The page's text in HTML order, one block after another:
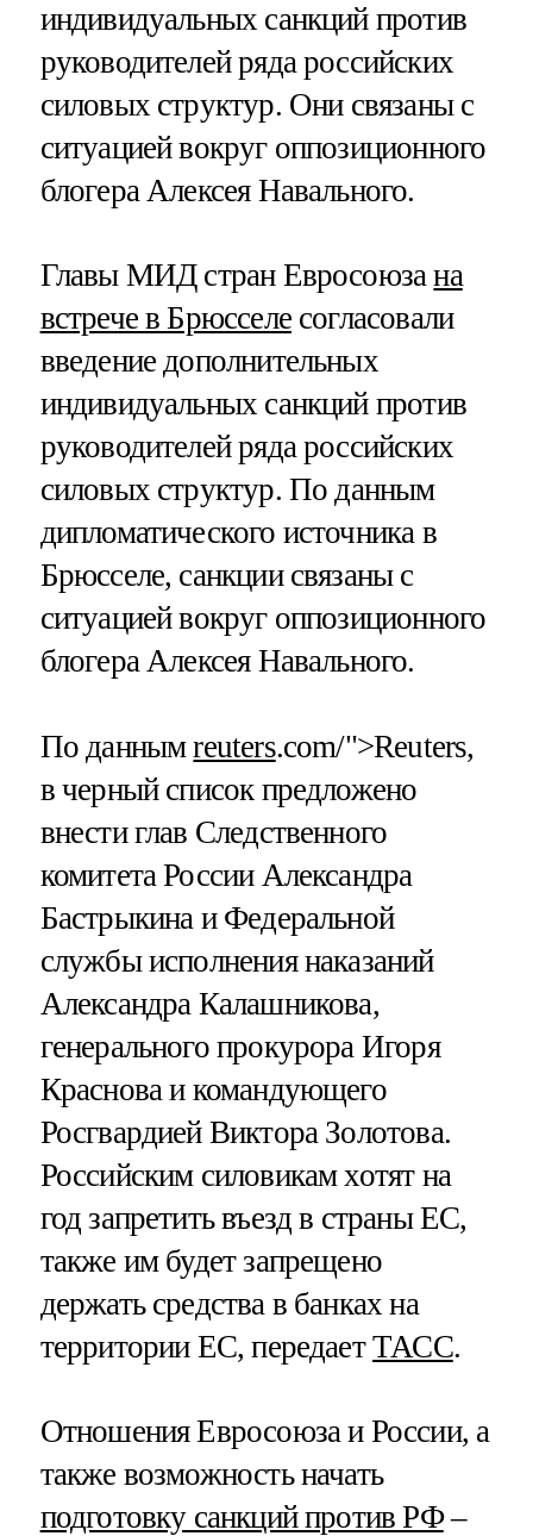
индивидуальных санкций против
руководителей ряда российских
силовых структур. Они связаны с
ситуацией вокруг оппозиционного
блогера Алексея Навального.
Главы МИД стран Евросоюзана
встрече в Брюсселесогласовали
введение дополнительных
индивидуальных санкций против
руководителей ряда российских
силовых структур. По данным
дипломатического источника в
Брюсселе, санкции связаны с
ситуацией вокруг оппозиционного
блогера Алексея Навального.
По даннымreuters.com/">Reuters,
в черный список предложено
внести глав Следственного
комитета России Александра
Бастрыкина и Федеральной
службы исполнения наказаний
Александра Калашникова,
генерального прокурора Игоря
Краснова и командующего
Росгвардией Виктора Золотова.
Российским силовикам хотят на
год запретить въезд в страны ЕС,
также им будет запрещено
держать средства в банках на
территории ЕС, передаетТАСС.
Отношения Евросоюза и России, а
также возможность начать
подготовку санкций против РФ–